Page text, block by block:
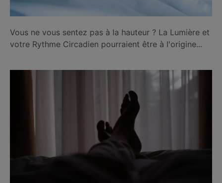
Vous ne vous sentez pas à la hauteur ? La Lumière et
votre Rythme Circadien pourraient être à l'origine...